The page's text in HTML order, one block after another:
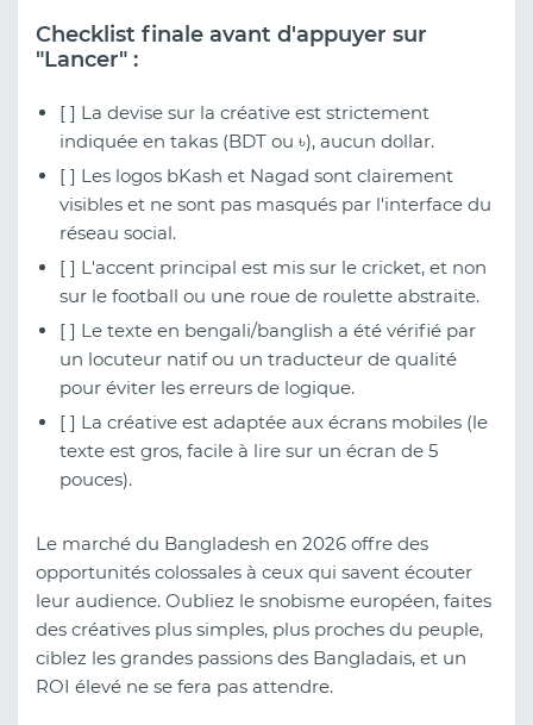
Checklist finale avant d'appuyer sur
"Lancer" :
[ ] La devise sur la créative est strictement
indiquée en takas (BDT ou ৳), aucun dollar.
[ ] Les logos bKash et Nagad sont clairement
visibles et ne sont pas masqués par l'interface du
réseau social.
[ ] L'accent principal est mis sur le cricket, et non
sur le football ou une roue de roulette abstraite.
[ ] Le texte en bengali/banglish a été vérifié par
un locuteur natif ou un traducteur de qualité
pour éviter les erreurs de logique.
[ ] La créative est adaptée aux écrans mobiles (le
texte est gros, facile à lire sur un écran de 5
pouces).
Le marché du Bangladesh en 2026 offre des
opportunités colossales à ceux qui savent écouter
leur audience. Oubliez le snobisme européen, faites
des créatives plus simples, plus proches du peuple,
ciblez les grandes passions des Bangladais, et un
ROI élevé ne se fera pas attendre.